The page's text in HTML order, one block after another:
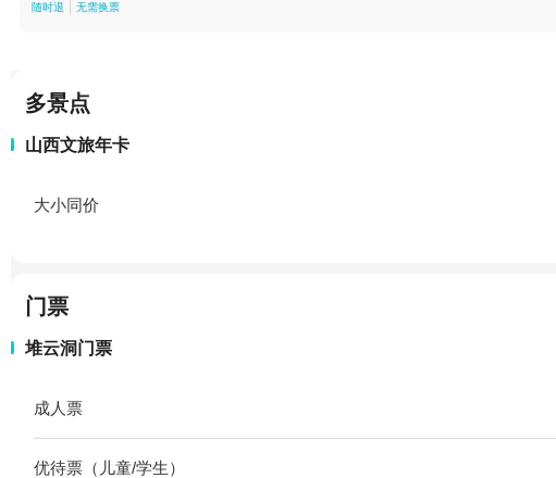
随时退 无需换票
多景点
山西文旅年卡
大小同价
门票
堆云洞门票
成人票
优待票（儿童/学生）